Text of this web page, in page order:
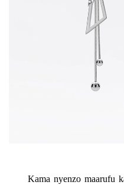
Kama nyenzo maarufu